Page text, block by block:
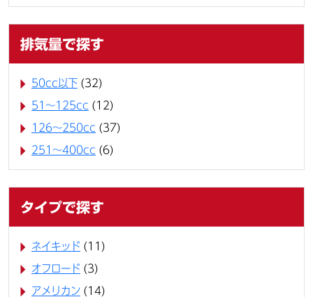
排気量で探す
50cc以下 (32)
51～125cc (12)
126～250cc (37)
251～400cc (6)
タイプで探す
ネイキッド (11)
オフロード (3)
アメリカン (14)